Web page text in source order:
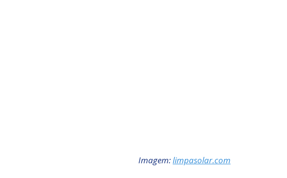
Imagem: limpasolar.com